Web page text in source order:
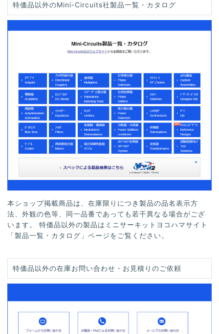
特価品以外のMini-Circuits社製品一覧・カタログ
本ショップ掲載商品は、在庫限りにつき製品の品名表示方
法、外観の色等、同一品番であっても若干異なる場合がござ
います。 特価品以外の製品はミニサーキットヨコハマサイト
「製品一覧・カタログ」ページをご覧ください。
特価品以外の在庫お問い合わせ・お見積りのご依頼